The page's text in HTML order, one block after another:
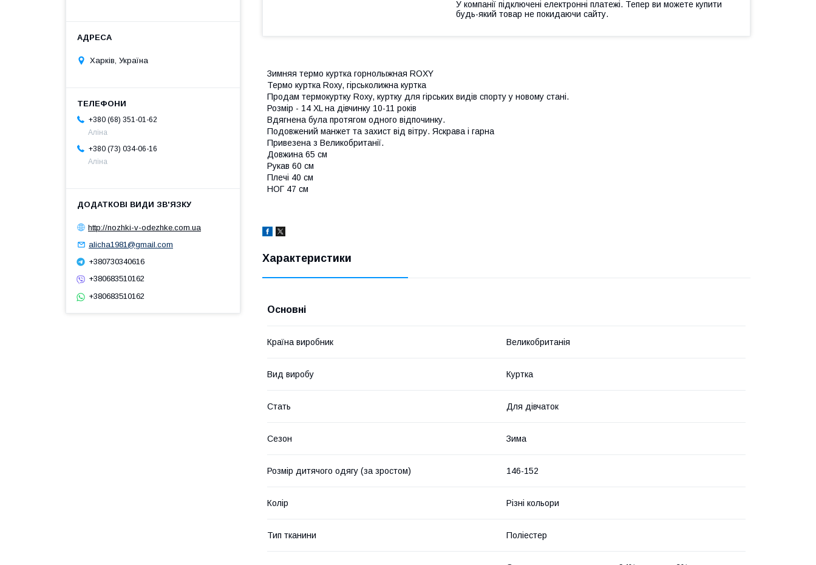
У компанії підключені електронні платежі. Тепер ви можете купити
будь-який товар не покидаючи сайту.
Зимняя термо куртка горнолыжная ROXY
Термо куртка Roxy, гірськолижна куртка
Продам термокуртку Roxy, куртку для гірських видів спорту у новому стані.
Розмір - 14 ХL на дівчинку 10-11 років
Вдягнена була протягом одного відпочинку.
Подовжений манжет та захист від вітру. Яскрава і гарна
Привезена з Великобританії.
Довжина 65 см
Рукав 60 см
Плечі 40 см
НОГ 47 см
Характеристики
Основні
Країна виробник Великобританія
Вид виробу Куртка
Стать Для дівчаток
Сезон Зима
Розмір дитячого одягу (за зростом) 146-152
Колір Різні кольори
Тип тканини Поліестер
Харків, Україна
+380 (68) 351-01-62
Аліна
+380 (73) 034-06-16
Аліна
http://nozhki-v-odezhke.com.ua
alicha1981@gmail.com
+380730340616
+380683510162
+380683510162